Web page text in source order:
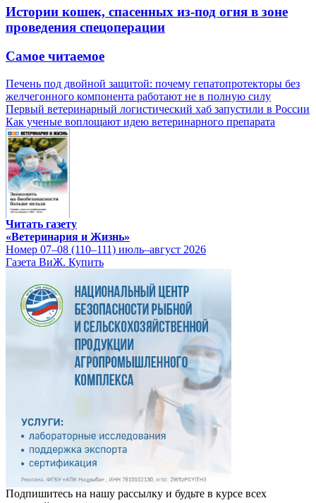
Истории кошек, спасенных из-под огня в зоне
проведения спецоперации
Самое читаемое
Печень под двойной защитой: почему гепатопротекторы без
желчегонного компонента работают не в полную силу
Первый ветеринарный логистический хаб запустили в России
Как ученые воплощают идею ветеринарного препарата
Читать газету
«Ветеринария и Жизнь»
Номер 07–08 (110–111) июль–август 2026
Газета ВиЖ. Купить
Подпишитесь на нашу рассылку и будьте в курсе всех